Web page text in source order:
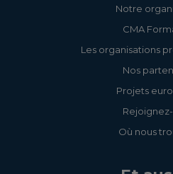
Notre
CMA
Les organisations
Nos
Projets
Où nous